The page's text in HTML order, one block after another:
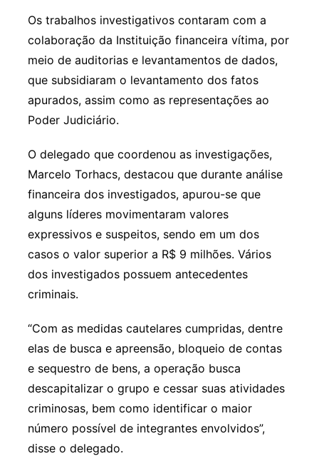
Os trabalhos investigativos contaram com a
colaboração da Instituição financeira vítima, por
meio de auditorias e levantamentos de dados,
que subsidiaram o levantamento dos fatos
apurados, assim como as representações ao
Poder Judiciário.
O delegado que coordenou as investigações,
Marcelo Torhacs, destacou que durante análise
financeira dos investigados, apurou-se que
alguns líderes movimentaram valores
expressivos e suspeitos, sendo em um dos
casos o valor superior a R$ 9 milhões. Vários
dos investigados possuem antecedentes
criminais.
“Com as medidas cautelares cumpridas, dentre
elas de busca e apreensão, bloqueio de contas
e sequestro de bens, a operação busca
descapitalizar o grupo e cessar suas atividades
criminosas, bem como identificar o maior
número possível de integrantes envolvidos”,
disse o delegado.